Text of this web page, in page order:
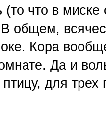
(то что в
общем,
Кора
Да и
для